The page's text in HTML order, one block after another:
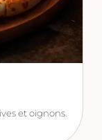
et oignons.